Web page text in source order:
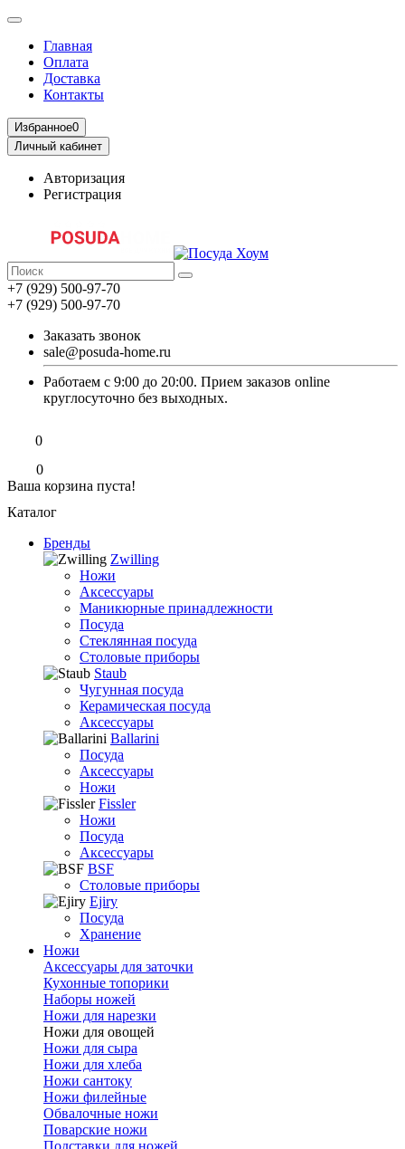
Главная
Оплата
Доставка
Контакты
Избранное0
Личный кабинет
Авторизация
Регистрация
+7 (929) 500-97-70
+7 (929) 500-97-70
Заказать звонок
sale@posuda-home.ru
Работаем с 9:00 до 20:00. Прием заказов online
круглосуточно без выходных.
0
0
Ваша корзина пуста!
Каталог
Бренды
Zwilling
Ножи
Аксессуары
Маникюрные принадлежности
Посуда
Стеклянная посуда
Столовые приборы
Staub
Чугунная посуда
Керамическая посуда
Аксессуары
Ballarini
Посуда
Аксессуары
Ножи
Fissler
Ножи
Посуда
Аксессуары
BSF
Столовые приборы
Ejiry
Посуда
Хранение
Ножи
Аксессуары для заточки
Кухонные топорики
Наборы ножей
Ножи для нарезки
Ножи для овощей
Ножи для сыра
Ножи для хлеба
Ножи сантоку
Ножи филейные
Обвалочные ножи
Поварские ножи
Подставки для ножей